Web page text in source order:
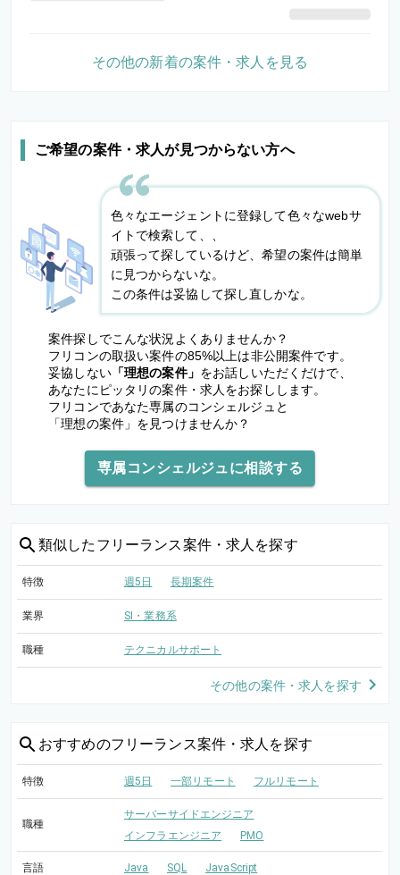
ご希望の案件・求人が見つからない方へ
色々なエージェントに登録して色々なwebサ
イトで検索して、、
頑張って探しているけど、希望の案件は簡単
に見つからないな。
この条件は妥協して探し直しかな。
案件探しでこんな状況よくありませんか？
フリコンの取扱い案件の85%以上は非公開案件です。
妥協しない「理想の案件」 をお話しいただくだけで、
あなたにピッタリの案件・求人をお探しします。
フリコンであなた専属のコンシェルジュと
「理想の案件」を見つけませんか？
専属コンシェルジュに相談する
類似した フリーランス案件・求人を探す
特徴 週5日 長期案件
業界 SI・業務系
職種 テクニカルサポート
その他の案件・求人を探す
おすすめのフリーランス案件・求人を探す
特徴 週5日 一部リモート フルリモート
職種
サーバーサイドエンジニア
インフラエンジニア
PMO
言語 Java SQL JavaScript
その他の新着の案件・求人を見る